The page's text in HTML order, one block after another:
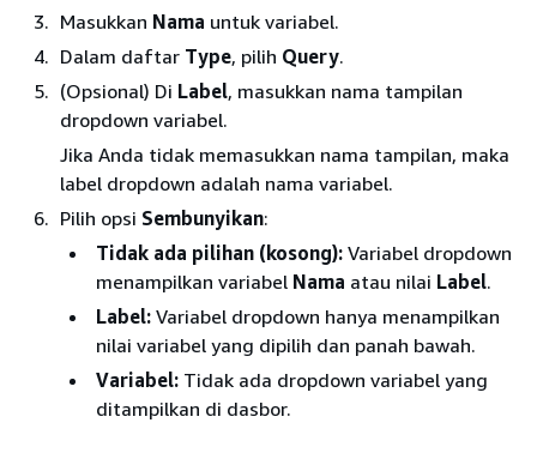
Masukkan Nama untuk variabel.
Dalam daftar Type, pilih Query.
(Opsional) Di Label, masukkan nama tampilan
dropdown variabel.
Jika Anda tidak memasukkan nama tampilan, maka
label dropdown adalah nama variabel.
Pilih opsi Sembunyikan:
Tidak ada pilihan (kosong): Variabel dropdown
menampilkan variabel Nama atau nilai Label.
Label: Variabel dropdown hanya menampilkan
nilai variabel yang dipilih dan panah bawah.
Variabel: Tidak ada dropdown variabel yang
ditampilkan di dasbor.